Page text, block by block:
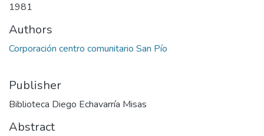
1981
Authors
Corporación centro comunitario San Pío
Publisher
Biblioteca Diego Echavarría Misas
Abstract